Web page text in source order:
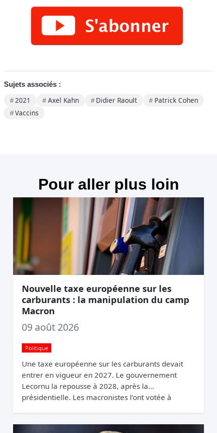
Sujets associés :
2021 Axel Kahn Didier Raoult
Patrick Cohen
Vaccins
Pour aller plus loin
Nouvelle taxe européenne sur les
carburants : la manipulation du camp
Macron
09 août 2026
Politique
Une taxe européenne sur les carburants devait
entrer en vigueur en 2027. Le gouvernement
Lecornu la repousse à 2028, après la
présidentielle. Les macronistes l’ont votée à